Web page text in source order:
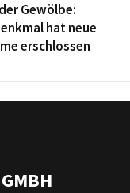
Gewölbe:
hat neue
erschlossen